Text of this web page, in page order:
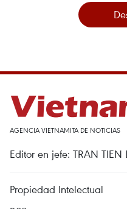
AGENCIA VIETNAMITA DE NOTICIAS
Editor en jefe: TRAN TIEN
Propiedad Intelectual